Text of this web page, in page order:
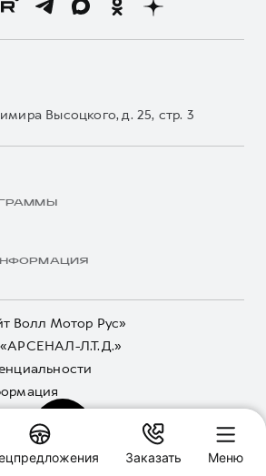
Высоцкого, д. 25, стр. 3
Волл Мотор Рус»
Л.Т.Д.»
Заказать Меню